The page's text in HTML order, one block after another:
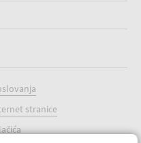
stranice